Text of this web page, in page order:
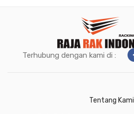
Terhubung dengan kami di :
Tentang Kami